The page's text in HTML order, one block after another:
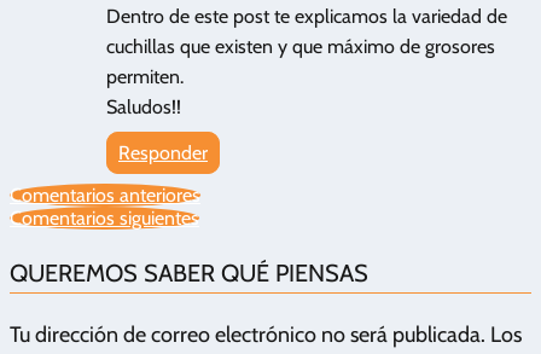
Dentro de este post te explicamos la variedad de
cuchillas que existen y que máximo de grosores
permiten.
Saludos!!
Responder
Comentarios anteriores
Comentarios siguientes
QUEREMOS SABER QUÉ PIENSAS
Tu dirección de correo electrónico no será publicada. Los